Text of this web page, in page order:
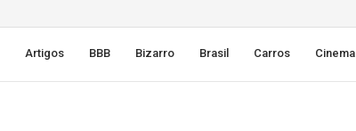
Artigos BBB Bizarro Brasil Carros Cinema